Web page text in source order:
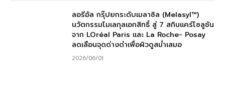
ลอรีอัล กรุ๊ปยกระดับเมลาซิล (Melasyl™)
นวัตกรรมโมเลกุลเอกสิทธิ์ สู่ 7 สกินแคร์โซลูชัน
จาก LOréal Paris และ La Roche- Posay
ลดเลือนจุดด่างดำเพื่อผิวดูสม่ำเสมอ
2026/06/01